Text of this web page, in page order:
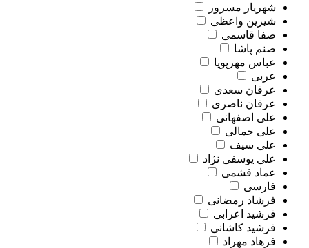
شهریار مسرور
شیرین واعظی
صفا قاسمی
صنم پاشا
عباس مهرپویا
عربی
عرفان سعدی
عرفان ناصری
علی اصفهانی
علی جمالی
علی سیف
علی یوسفی نژاد
عماد قشمی
فارسی
فرشاد رمضانی
فرشید اعرابی
فرشید کاشانی
فرهاد مهراد